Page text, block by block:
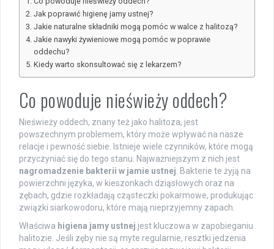
Jak poprawić higienę jamy ustnej?
Jakie naturalne składniki mogą pomóc w walce z halitozą?
Jakie nawyki żywieniowe mogą pomóc w poprawie
oddechu?
Kiedy warto skonsultować się z lekarzem?
Co powoduje nieświeży oddech?
Nieświeży oddech, znany też jako halitoza, jest
powszechnym problemem, który może wpływać na nasze
relacje i pewność siebie. Istnieje wiele czynników, które mogą
przyczyniać się do tego stanu. Najważniejszym z nich jest
nagromadzenie bakterii w jamie ustnej . Bakterie te żyją na
powierzchni języka, w kieszonkach dziąsłowych oraz na
zębach, gdzie rozkładają cząsteczki pokarmowe, produkując
związki siarkowodoru, które mają nieprzyjemny zapach.
Właściwa higiena jamy ustnej jest kluczowa w zapobieganiu
halitozie. Jeśli zęby nie są myte regularnie, resztki jedzenia